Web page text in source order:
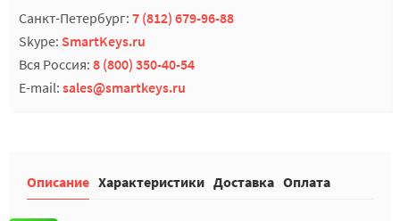
Санкт-Петербург: 7 (812) 679-96-88
Skype: SmartKeys.ru
Вся Россия: 8 (800) 350-40-54
E-mail: sales@smartkeys.ru
Описание Характеристики Доставка Оплата